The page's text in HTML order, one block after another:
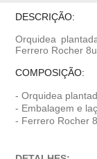
DESCRIÇÃO:
Orquidea
Ferrero Rocher
COMPOSIÇÃO:
- Orquidea
- Embalagem e
- Ferrero Rocher